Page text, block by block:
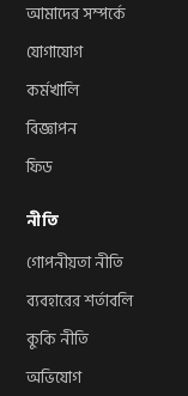
আমাদের সম্পর্কে
যোগাযোগ
কর্মখালি
বিজ্ঞাপন
ফিড
নীতি
গোপনীয়তা নীতি
ব্যবহারের শর্তাবলি
কুকি নীতি
অভিযোগ